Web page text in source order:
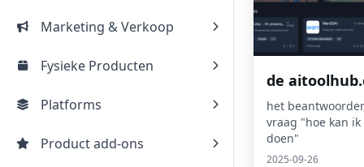
Marketing & Verkoop
Fysieke Producten
Platforms
Product add-ons
de
het
vraag "hoe kan
doen"
2025-09-26